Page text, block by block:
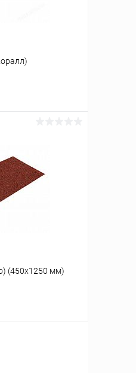
Сравнение
Под заказ
(450х1250 мм)